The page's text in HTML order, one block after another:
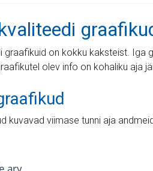
graafikuid on kokku kaksteist. Iga
olev info on kohaliku aja
kuvavad viimase tunni aja